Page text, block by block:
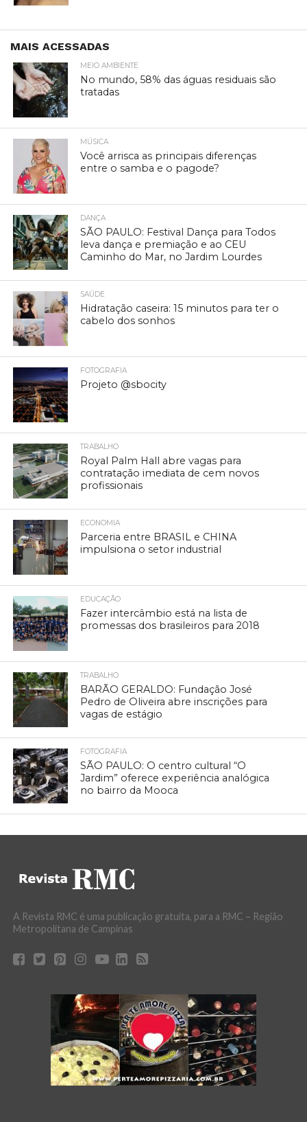
MAIS ACESSADAS
MEIO AMBIENTE
No mundo, 58% das águas residuais são
tratadas
MÚSICA
Você arrisca as principais diferenças
entre o samba e o pagode?
DANÇA
SÃO PAULO: Festival Dança para Todos
leva dança e premiação e ao CEU
Caminho do Mar, no Jardim Lourdes
SAÚDE
Hidratação caseira: 15 minutos para ter o
cabelo dos sonhos
FOTOGRAFIA
Projeto @sbocity
TRABALHO
Royal Palm Hall abre vagas para
contratação imediata de cem novos
profissionais
ECONOMIA
Parceria entre BRASIL e CHINA
impulsiona o setor industrial
EDUCAÇÃO
Fazer intercâmbio está na lista de
promessas dos brasileiros para 2018
TRABALHO
BARÃO GERALDO: Fundação José
Pedro de Oliveira abre inscrições para
vagas de estágio
FOTOGRAFIA
SÃO PAULO: O centro cultural “O
Jardim” oferece experiência analógica
no bairro da Mooca
A Revista RMC é uma publicação gratuita, para a RMC – Região
Metropolitana de Campinas